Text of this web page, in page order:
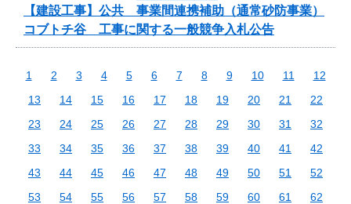
【建設工事】公共 事業間連携補助（通常砂防事業）
コブトチ谷 工事に関する一般競争入札公告
1 2 3 4 5 6 7 8 9 10 11
12
13
14 15 16 17 18 19 20 21
22
23
24 25 26 27 28 29 30 31
32
33
34 35 36 37 38 39 40 41
42
43
44 45 46 47 48 49 50 51
52
53
54 55 56 57 58 59 60 61
62